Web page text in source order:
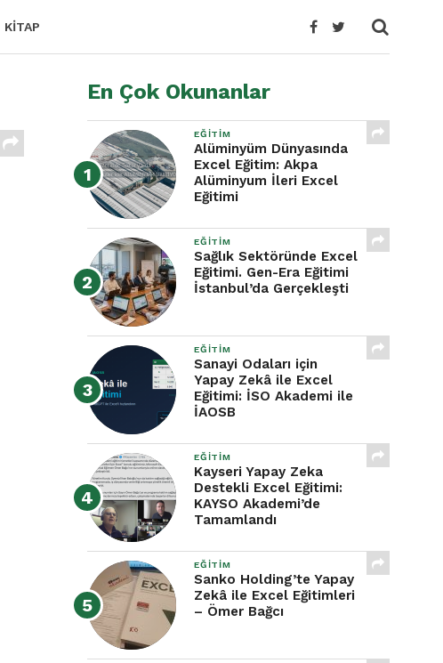
KITAP
En Çok Okunanlar
EĞITIM
Alüminyüm Dünyasında
Excel Eğitim: Akpa
Alüminyum İleri Excel
Eğitimi
EĞITIM
Sağlık Sektöründe Excel
Eğitimi. Gen-Era Eğitimi
İstanbul’da Gerçekleşti
EĞITIM
Sanayi Odaları için
Yapay Zekâ ile Excel
Eğitimi: İSO Akademi ile
İAOSB
EĞITIM
Kayseri Yapay Zeka
Destekli Excel Eğitimi:
KAYSO Akademi’de
Tamamlandı
EĞITIM
Sanko Holding’te Yapay
Zekâ ile Excel Eğitimleri
– Ömer Bağcı